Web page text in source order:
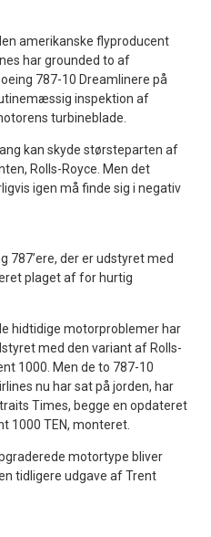
amerikanske flyproducent
har grounded to af
787-10 Dreamlinere på
inspektion af
turbineblade.
kan skyde størsteparten af
Rolls-Royce. Men det
igen må finde sig i negativ
787’ere, der er udstyret med
plaget af for hurtig
hidtidige motorproblemer har
med den variant af Rolls-
1000. Men de to 787-10
nu har sat på jorden, har
Times, begge en opdateret
1000 TEN, monteret.
motortype bliver
tidligere udgave af Trent